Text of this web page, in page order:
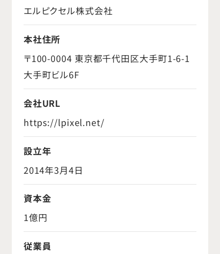
エルピクセル株式会社
本社住所
〒100-0004 東京都千代田区大手町1-6-1
大手町ビル6F
会社URL
https://lpixel.net/
設立年
2014年3月4日
資本金
1億円
従業員